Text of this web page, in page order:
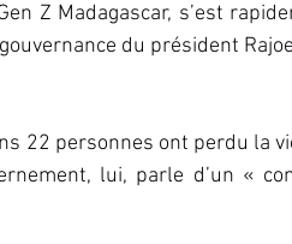
Z Madagascar, s’est
du président
22 personnes ont perdu la
lui, parle d’un «